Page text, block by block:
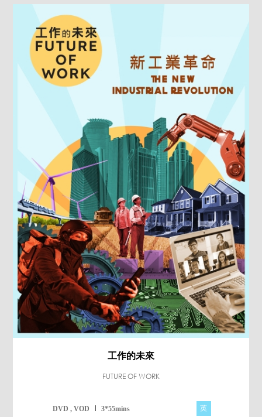
工作的未來
FUTURE OF WORK
DVD , VOD 3*55mins 英